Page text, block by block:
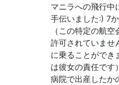
マニラへの飛行中
手伝いました:) 7
（この特定の航
許可されていませ
に乗ることができ
は彼女の責任です
病院で出産したか